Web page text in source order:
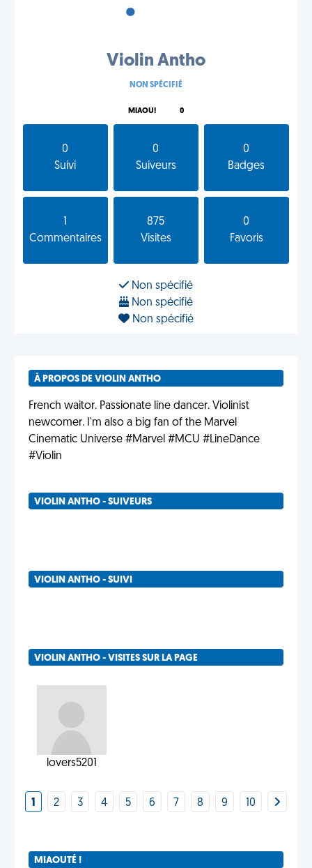
•
Violin Antho
NON SPÉCIFIÉ
MIAOU! 0
0
Suivi
0
Suiveurs
0
Badges
Commentaires
875
Visites
0
Favoris
Non spécifié
Non spécifié
Non spécifié
À PROPOS DE VIOLIN ANTHO
French waitor. Passionate line dancer. Violinist
newcomer. I'm also a big fan of the Marvel
Cinematic Universe #Marvel #MCU #LineDance
#Violin
VIOLIN ANTHO - SUIVEURS
VIOLIN ANTHO - SUIVI
VIOLIN ANTHO - VISITES SUR LA PAGE
lovers5201
1 2 3 4 5 6 7 8 9 10
MIAOUTÉ !